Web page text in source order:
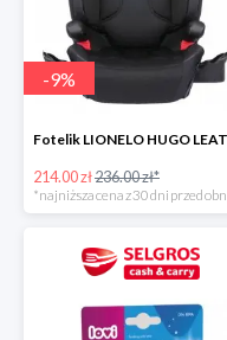
-9%
214.00 zł236.00 zł*